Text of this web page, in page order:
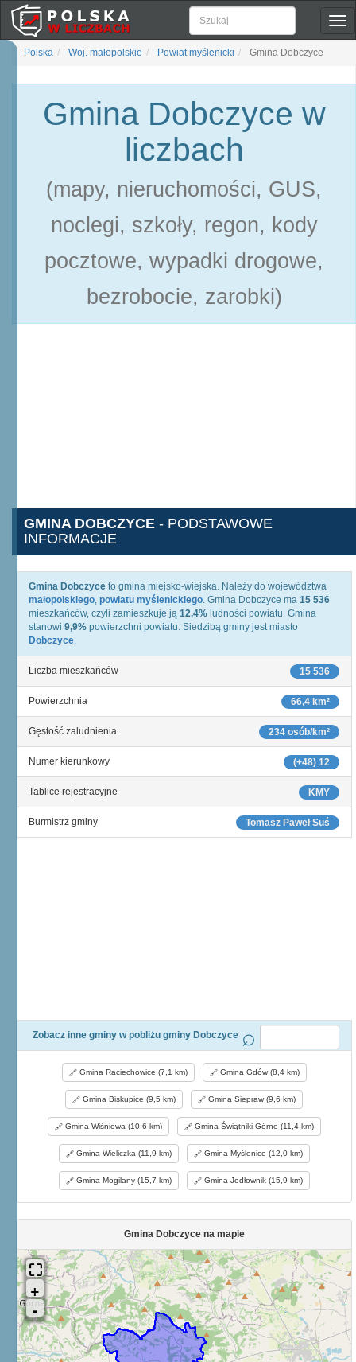
Polska Woj. małopolskie Powiat myślenicki Gmina Dobczyce
Gmina Dobczyce w
liczbach
(mapy, nieruchomości, GUS,
noclegi, szkoły, regon, kody
pocztowe, wypadki drogowe,
bezrobocie, zarobki)
GMINA DOBCZYCE - PODSTAWOWE
INFORMACJE
Gmina Dobczyce to gmina miejsko-wiejska. Należy do województwa
małopolskiego, powiatu myślenickiego. Gmina Dobczyce ma 15 536
mieszkańców, czyli zamieszkuje ją 12,4% ludności powiatu. Gmina
stanowi 9,9% powierzchni powiatu. Siedzibą gminy jest miasto
Dobczyce.
15 536
Liczba mieszkańców
66,4 km²
Powierzchnia
234 osób/km²
Gęstość zaludnienia
(+48) 12
Numer kierunkowy
KMY
Tablice rejestracyjne
Tomasz Paweł Suś
Burmistrz gminy
Zobacz inne gminy w pobliżu gminy Dobczyce
Gmina Raciechowice (7,1 km) Gmina Gdów (8,4 km)
Gmina Biskupice (9,5 km) Gmina Siepraw (9,6 km)
Gmina Wiśniowa (10,6 km) Gmina Świątniki Górne (11,4 km)
Gmina Wieliczka (11,9 km) Gmina Myślenice (12,0 km)
Gmina Mogilany (15,7 km) Gmina Jodłownik (15,9 km)
Gmina Dobczyce na mapie